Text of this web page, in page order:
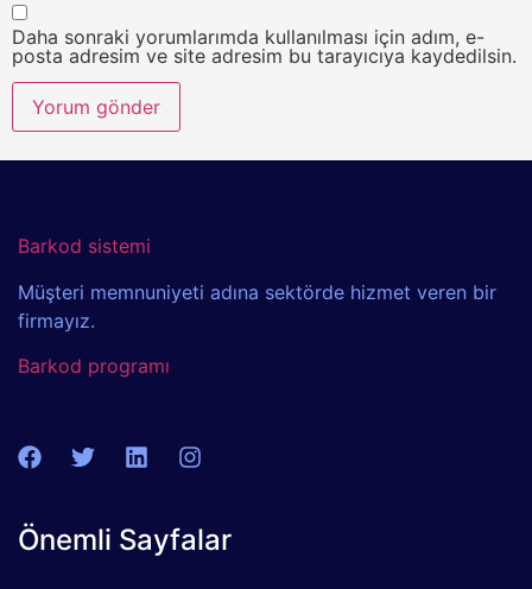
Daha sonraki yorumlarımda kullanılması için adım, e-
posta adresim ve site adresim bu tarayıcıya kaydedilsin.
Barkod sistemi
Müşteri memnuniyeti adına sektörde hizmet veren bir
firmayız.
Barkod programı
Önemli Sayfalar